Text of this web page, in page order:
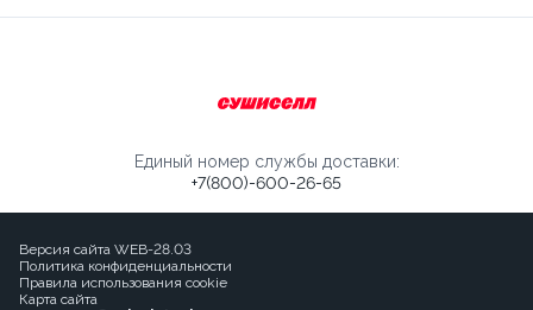
Единый номер службы доставки:
+7(800)-600-26-65
Версия сайта WEB-28.03
Политика конфиденциальности
Правила использования cookie
Карта сайта